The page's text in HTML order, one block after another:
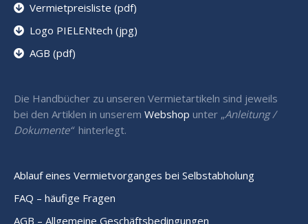
Vermietpreisliste (pdf)
Logo PIELENtech (jpg)
AGB (pdf)
Die Handbücher zu unseren Vermietartikeln sind jeweils
bei den Artiklen in unserem Webshop unter „Anleitung /
Dokumente“ hinterlegt.
Ablauf eines Vermietvorganges bei Selbstabholung
FAQ – häufige Fragen
AGB – Allgemeine Geschäftsbedingungen